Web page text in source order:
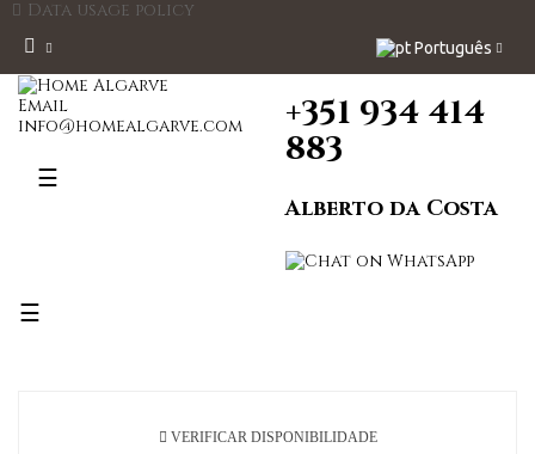
Data usage policy
Português
Email
info@homealgarve.com
Toggle
☰
+351 934 414
883
Alberto da Costa
Toggle
☰
VERIFICAR DISPONIBILIDADE